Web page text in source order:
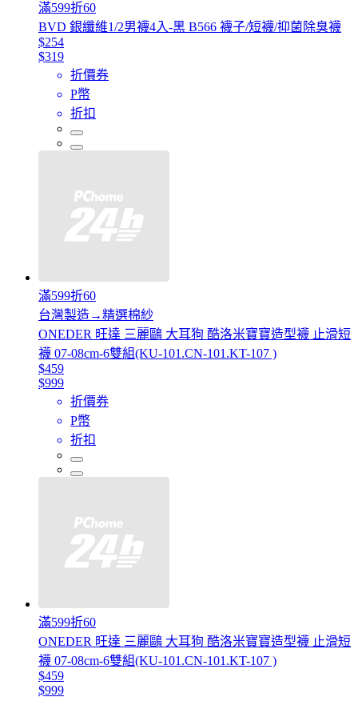
滿599折60
BVD 銀纖維1/2男襪4入-黑 B566 襪子/短襪/抑菌除臭襪
$254
$319
折價券
P幣
折扣
滿599折60
台灣製造→精選棉紗
ONEDER 旺達 三麗鷗 大耳狗 酷洛米寶寶造型襪 止滑短
襪 07-08cm-6雙組(KU-101.CN-101.KT-107 )
$459
$999
折價券
P幣
折扣
滿599折60
ONEDER 旺達 三麗鷗 大耳狗 酷洛米寶寶造型襪 止滑短
襪 07-08cm-6雙組(KU-101.CN-101.KT-107 )
$459
$999